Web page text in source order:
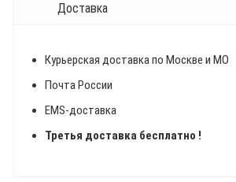
Доставка
Курьерская доставка по Москве и МО
Почта России
EMS-доставка
Третья доставка бесплатно !